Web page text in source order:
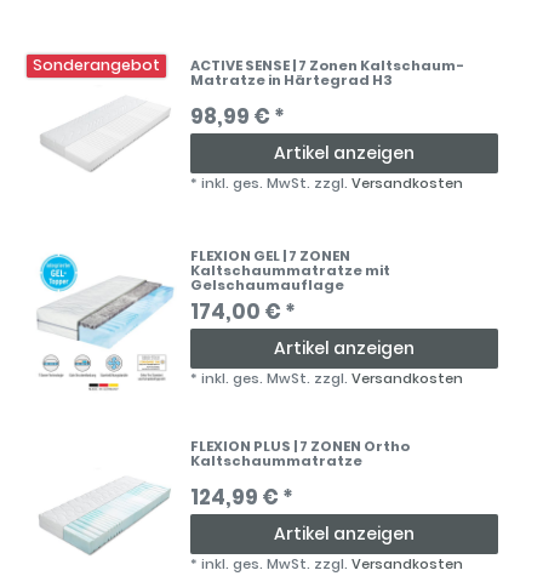
Sonderangebot ACTIVE SENSE | 7 Zonen Kaltschaum-
Matratze in Härtegrad H3
98,99 € *
Artikel anzeigen
*inkl. ges. MwSt. zzgl.Versandkosten
FLEXION GEL | 7 ZONEN
Kaltschaummatratze mit
Gelschaumauflage
174,00 € *
Artikel anzeigen
*inkl. ges. MwSt. zzgl.Versandkosten
FLEXION PLUS | 7 ZONEN Ortho
Kaltschaummatratze
124,99 € *
Artikel anzeigen
*inkl. ges. MwSt. zzgl.Versandkosten